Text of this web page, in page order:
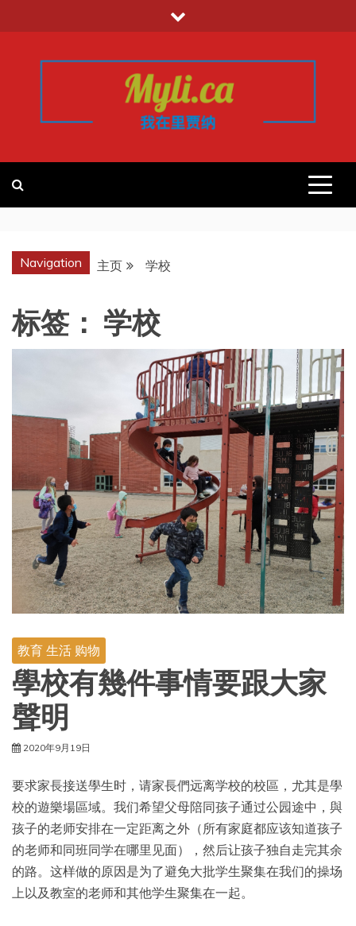
至
我的里贾纳
REGINA
Navigation 主页 学校
标签： 学校
教育 生活 购物
學校有幾件事情要跟大家
聲明
2020年9月19日
要求家長接送學生时，请家長們远离学校的校區，尤其是學
校的遊樂場區域。我们希望父母陪同孩子通过公园途中，與
孩子的老师安排在一定距离之外（所有家庭都应该知道孩子
的老师和同班同学在哪里见面），然后让孩子独自走完其余
的路。这样做的原因是为了避免大批学生聚集在我们的操场
上以及教室的老师和其他学生聚集在一起。